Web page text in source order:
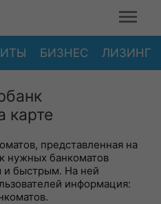
БИЗНЕС ЛИЗИНГ
карте
представленная на
нужных банкоматов
и быстрым. На ней
информация: